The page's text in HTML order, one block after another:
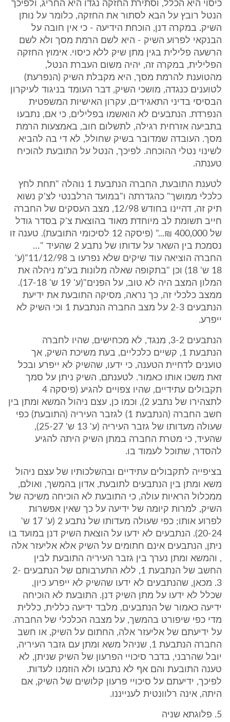
כיסוי היא הכלל, וסתירת החזקה נגדו היא החריג, ולפיכך
הנטל רובץ על הבא לסתור את החזקה, כלומר על נותן
השיק. במקרה דנן, הוכחת הידיעה - כי אין חובה על
הבנקאי לפרוע השיק - היא לשם הרמת מסך ולא לשם
הרשעה פלילית בגין מתן שיק ללא כיסוי. אימוץ החזקה
הפלילית, במקרה זה, יהיה משום העברת הנטל,
מהטוענת להרמת מסך, היא מקבלת השיק (הנפרעת)
לטוענים כנגדה, מושכי השיק, דבר העומד בניגוד לעיקרון
הבסיסי בדיני התאגידים, עקרון האישיות המשפטית
הנפרדת. הנתבעים לא הואשמו בפלילים, כי אם, נתבעו
בתביעה אזרחית רגילה, לתשלום חוב, באמצעות הרמת
מסך. העובדה שמדובר בשיק שחולל, לא די בה להביא
לשינוי נטלי ההוכחה. לפיכך, הנטל על התובעת להוכיח
טענתה.
לטענת התובעת, החברה הנתבעת 1 נוהלה "תחת לחץ
כלכלי ממושך" כהגדרתה ו"במועד הרלבנטי לצ'ק נשוא
תיק זה, דהיינו בחודש 12/98, מצב העסקים של החברה
חייב תשומת לב מיוחדת מאוד בהוצאת צ'ק בסדר גודל
של 400,000 ₪..." (פיסקה 12 לסיכומי התובעת). טענה זו
נסמכת בין השאר על עדותו של נתבע 2 שהעיד "…
החברה הוציאה עוד שיקים שלא נפרעו ב 11/12/98"(ע'
18 ש' 18) וכן "בתקופה שאלה מלונות בע"מ ניהלה את
המלון המצב היה לא טוב, על הפנים"(ע' 19 ש' 17-18).
ממצב כלכלי זה, כך נראה, מסיקה התובעת את ידיעת
הנתבעים 2-3 על מצב החברה הנתבעת 1 וכי השיק לא
ייפרע.
הנתבעים 3-2, מנגד, לא מכחישים, שהיו לחברה
הנתבעת 1, קשיים כלכליים, בעת משיכת השיק, אך
טוענים לדחיית הטענה, כי ידעו, שהשיק לא ייפרע ובכל
זאת משכו אותו כאמור. לטענתם, השיק ניתן על סמך
תקבולים עתידיים, שהיו צפויים להגיע (פיסקה 4
לתצהירו של נתבע 2), וכמו כן, עצם ניהול המשא ומתן בין
חשב החברה (הנתבעת 1) לגזבר העיריה (התובעת) כפי
שעולה מעדותו של גזבר העיריה (ע' 13 ש' 25-27),
שהעיד, כי מטרת החברה במתן השיק היתה להגיע
להסדר, שתוכל לעמוד בו.
בציפייה לתקבולים עתידיים ובהשלכותיו של עצם ניהול
משא ומתן בין הנתבעים לתובעת, אדון בהמשך, ואולם,
ממכלול הראיות עולה, כי התובעת לא הוכיחה משיכה של
השיק, למרות קיומה של ידיעה על כך שאין אפשרות
לפרוע אותו; כפי שעולה מעדותו של נתבע 2 (ע' 17 ש'
20-24). הנתבעים לא ידעו על הוצאת השיק דנן במועד בו
ניתן, הנתבעים אינם חתומים על השיק אלא אליעזר אלה
, והמשא ומתן נערך בין גזבר העיריה התובעת לבין
החשב של הנתבעת 1, ללא התערבותם של הנתבעים 2-
3. מכאן, שהנתבעים לא ידעו שהשיק לא ייפרע כיון,
שכלל לא ידעו על מתן השיק דנן. התובעת לא הוכיחה
ידיעה כאמור של הנתבעים, מלבד ידיעה כללית, כללית
מדי כפי שיפורט בהמשך, על מצבה הכלכלי של החברה.
על ידיעתם של אליעזר אלה, החתום על השיק, או חשב
החברה הנתבעת 1, שניהל משא ומתן עם גזבר העיריה,
יובל שהרבני, בדבר סיכויי הפרעון של השיק שניתן, לא
טענה התובעת והם אף לא נתבעו ולא הוזמנו לעדות.
לפיכך, ידיעתם על סיכויי פרעון קלושים של השיק, אם
היתה, אינה רלוונטית לענייננו.
5. פלוגתא שניה